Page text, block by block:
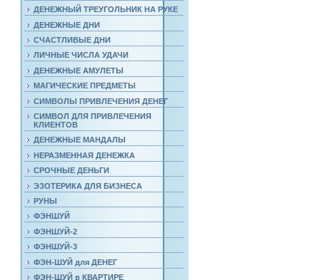
ДЕНЕЖНЫЙ ТРЕУГОЛЬНИК НА РУКЕ
ДЕНЕЖНЫЕ ДНИ
СЧАСТЛИВЫЕ ДНИ
ЛИЧНЫЕ ЧИСЛА УДАЧИ
ДЕНЕЖНЫЕ АМУЛЕТЫ
МАГИЧЕСКИЕ ПРЕДМЕТЫ
СИМВОЛЫ ПРИВЛЕЧЕНИЯ ДЕНЕГ
СИМВОЛ ДЛЯ ПРИВЛЕЧЕНИЯ
КЛИЕНТОВ
ДЕНЕЖНЫЕ МАНДАЛЫ
НЕРАЗМЕННАЯ ДЕНЕЖКА
СРОЧНЫЕ ДЕНЬГИ
ЭЗОТЕРИКА ДЛЯ БИЗНЕСА
РУНЫ
ФЭНШУЙ
ФЭНШУЙ-2
ФЭНШУЙ-3
ФЭН-ШУЙ для ДЕНЕГ
ФЭН-ШУЙ в КВАРТИРЕ